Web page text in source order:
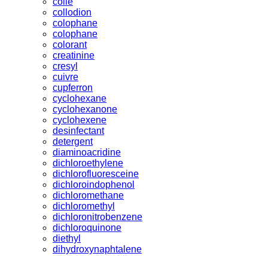
collodion
colophane
colophane
colorant
creatinine
cresyl
cuivre
cupferron
cyclohexane
cyclohexanone
cyclohexene
desinfectant
detergent
diaminoacridine
dichloroethylene
dichlorofluoresceine
dichloroindophenol
dichloromethane
dichloromethyl
dichloronitrobenzene
dichloroquinone
diethyl
dihydroxynaphtalene